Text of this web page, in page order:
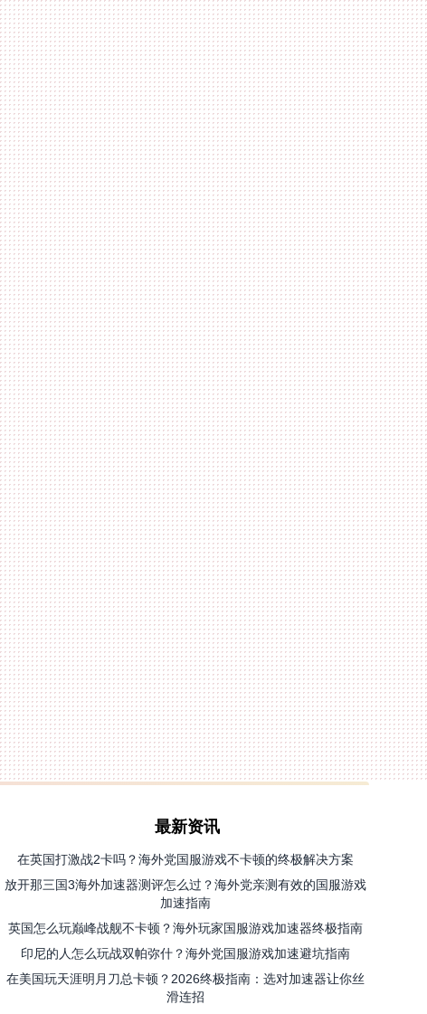
最新资讯
在英国打激战2卡吗？海外党国服游戏不卡顿的终极解决方案
放开那三国3海外加速器测评怎么过？海外党亲测有效的国服游戏
加速指南
英国怎么玩巅峰战舰不卡顿？海外玩家国服游戏加速器终极指南
印尼的人怎么玩战双帕弥什？海外党国服游戏加速避坑指南
在美国玩天涯明月刀总卡顿？2026终极指南：选对加速器让你丝
滑连招